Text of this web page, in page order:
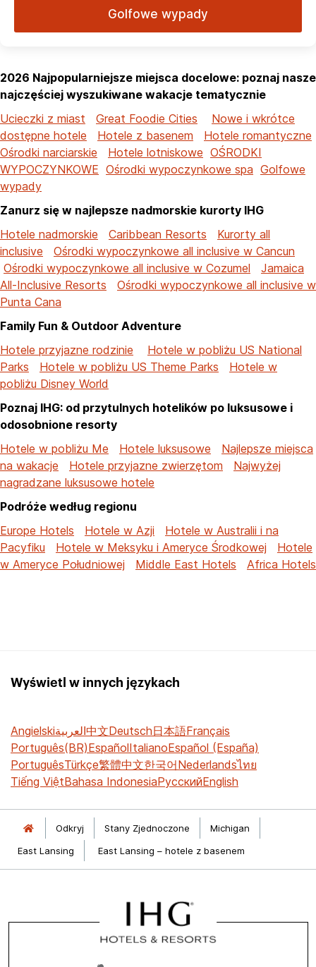
Golfowe wypady
2026 Najpopularniejsze miejsca docelowe: poznaj nasze
najczęściej wyszukiwane wakacje tematycznie
Ucieczki z miast
Great Foodie Cities
Nowe i wkrótce
dostępne hotele
Hotele z basenem
Hotele romantyczne
Ośrodki narciarskie
Hotele lotniskowe OŚRODKI
WYPOCZYNKOWE Ośrodki wypoczynkowe spa Golfowe
wypady
Zanurz się w najlepsze nadmorskie kurorty IHG
Hotele nadmorskie
Caribbean Resorts
Kurorty all
inclusive
Ośrodki wypoczynkowe all inclusive w Cancun
Ośrodki wypoczynkowe all inclusive w Cozumel
Jamaica
All-Inclusive Resorts
Ośrodki wypoczynkowe all inclusive w
Punta Cana
Family Fun & Outdoor Adventure
Hotele przyjazne rodzinie
Hotele w pobliżu US National
Parks
Hotele w pobliżu US Theme Parks
Hotele w
pobliżu Disney World
Poznaj IHG: od przytulnych hotelików po luksusowe i
odosobnione resorty
Hotele w pobliżu Me
Hotele luksusowe
Najlepsze miejsca
na wakacje
Hotele przyjazne zwierzętom
Najwyżej
nagradzane luksusowe hotele
Podróże według regionu
Europe Hotels
Hotele w Azji
Hotele w Australii i na
Pacyfiku
Hotele w Meksyku i Ameryce Środkowej
Hotele
w Ameryce Południowej
Middle East Hotels Africa Hotels
Wyświetl w innych językach
Angielskiالعربية中文Deutsch日本語Français
Português(BR)EspañolItalianoEspañol (España)
PortuguêsTürkçe繁體中文한국어Nederlandsไทย
Tiếng ViệtBahasa IndonesiaРусскийEnglish
Odkryj Stany Zjednoczone
Michigan
East Lansing
East Lansing – hotele z basenem